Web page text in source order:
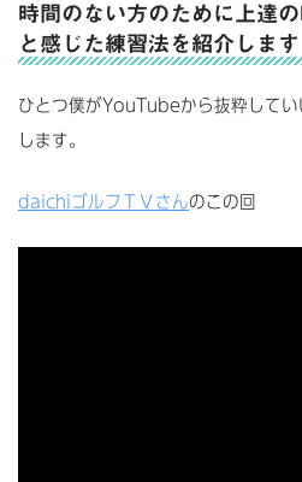
時間のない方のために上達
と感じた練習法を紹介します
ひとつ僕がYouTubeから抜粋してい
します。
daichiゴルフＴＶさんのこの回